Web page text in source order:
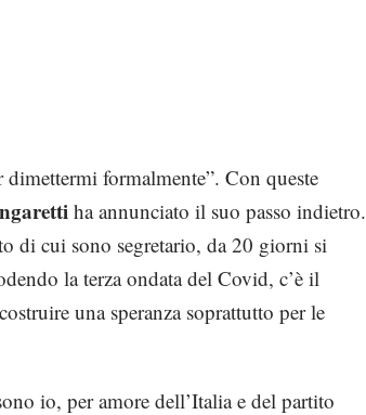
formalmente”. Con queste
ha annunciato il suo passo indietro.
di cui sono segretario, da 20 giorni si
la terza ondata del Covid, c’è il
una speranza soprattutto per le
io, per amore dell’Italia e del partito